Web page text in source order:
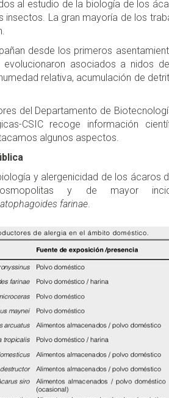
al estudio de la biología de los
La gran mayoría de los
desde los primeros
asociados a nidos
relativa, acumulación de
del Departamento de
CSIC recoge información
algunos aspectos.
y alergenicidad de los ácaros
y de mayor
farinae.